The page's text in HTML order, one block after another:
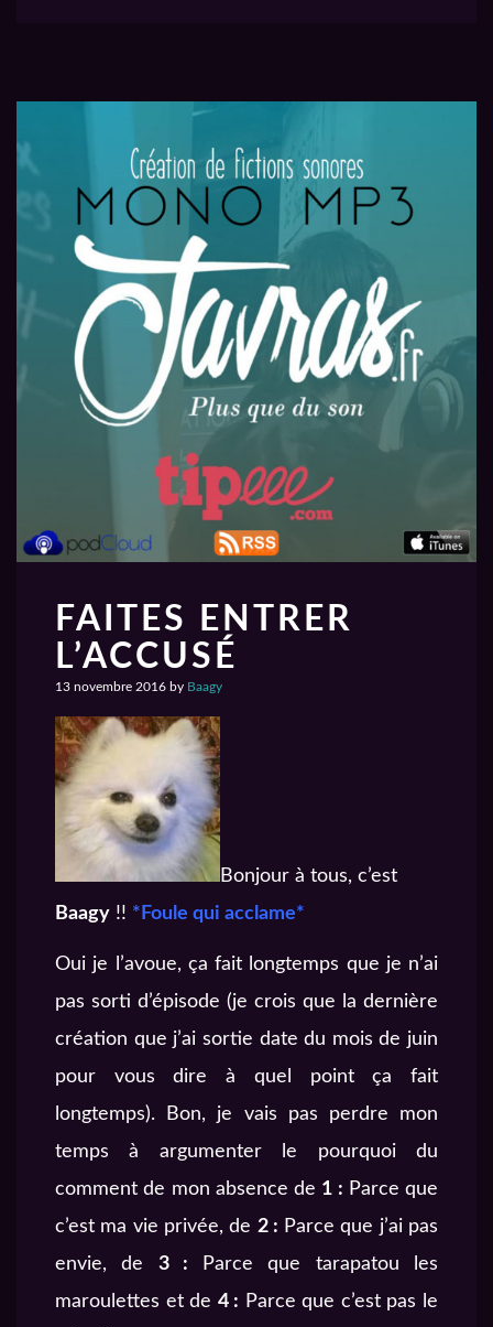
FAITES ENTRER
L’ACCUSÉ
13 novembre 2016 by Baagy
Bonjour à tous, c’est
Baagy !! *Foule qui acclame*
Oui je l’avoue, ça fait longtemps que je n’ai
pas sorti d’épisode (je crois que la dernière
création que j’ai sortie date du mois de juin
pour vous dire à quel point ça fait
longtemps). Bon, je vais pas perdre mon
temps à argumenter le pourquoi du
comment de mon absence de 1 : Parce que
c’est ma vie privée, de 2 : Parce que j’ai pas
envie, de 3 : Parce que tarapatou les
maroulettes et de 4 : Parce que c’est pas le